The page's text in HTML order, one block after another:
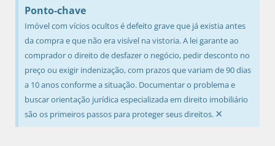
Ponto-chave
Imóvel com vícios ocultos é defeito grave que já existia antes
da compra e que não era visível na vistoria. A lei garante ao
comprador o direito de desfazer o negócio, pedir desconto no
preço ou exigir indenização, com prazos que variam de 90 dias
a 10 anos conforme a situação. Documentar o problema e
buscar orientação jurídica especializada em direito imobiliário
são os primeiros passos para proteger seus direitos. ×